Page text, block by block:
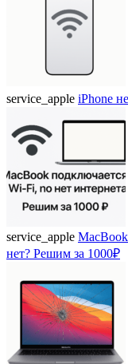
service_apple iPhone
service_apple
нет? Решим за 1000₽